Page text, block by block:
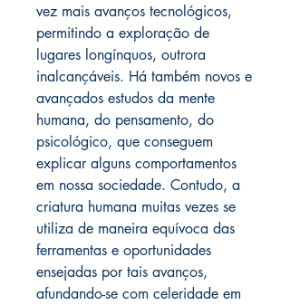
vez mais avanços tecnológicos,
permitindo a exploração de
lugares longínquos, outrora
inalcançáveis. Há também novos e
avançados estudos da mente
humana, do pensamento, do
psicológico, que conseguem
explicar alguns comportamentos
em nossa sociedade. Contudo, a
criatura humana muitas vezes se
utiliza de maneira equívoca das
ferramentas e oportunidades
ensejadas por tais avanços,
afundando-se com celeridade em